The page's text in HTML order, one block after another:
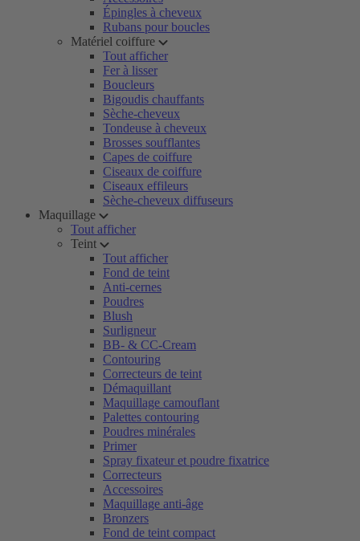
Épingles à cheveux
Rubans pour boucles
Matériel coiffure
Tout afficher
Fer à lisser
Boucleurs
Bigoudis chauffants
Sèche-cheveux
Tondeuse à cheveux
Brosses soufflantes
Capes de coiffure
Ciseaux de coiffure
Ciseaux effileurs
Sèche-cheveux diffuseurs
Maquillage
Tout afficher
Teint
Tout afficher
Fond de teint
Anti-cernes
Poudres
Blush
Surligneur
BB- & CC-Cream
Contouring
Correcteurs de teint
Démaquillant
Maquillage camouflant
Palettes contouring
Poudres minérales
Primer
Spray fixateur et poudre fixatrice
Correcteurs
Accessoires
Maquillage anti-âge
Bronzers
Fond de teint compact